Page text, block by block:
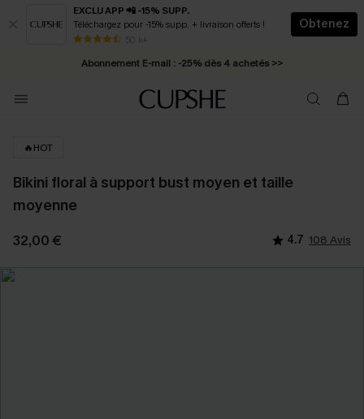
EXCLU APP 📲 -15% SUPP.
Téléchargez pour -15% supp. + livraison offerts !
50 k+
Obtenez
* Livraison éclair 2-3 jours ouvrés >>
Abonnement E-mail : -25% dès 4 achetés >>
🔥HOT
Bikini floral à support bust moyen et taille
moyenne
32,00 € 4.7 108 Avis